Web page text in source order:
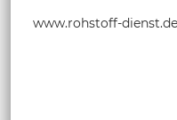
www.rohstoff-dienst.de